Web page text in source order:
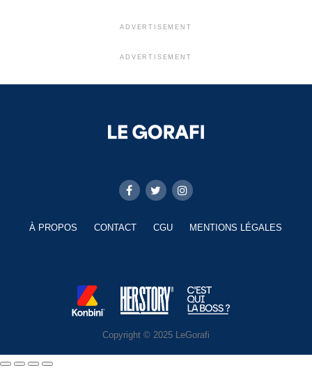
ADVERTISEMENT
ADVERTISEMENT
À PROPOS CONTACT CGU MENTIONS LÉGALES
Copyright © 2025 LeGorafi